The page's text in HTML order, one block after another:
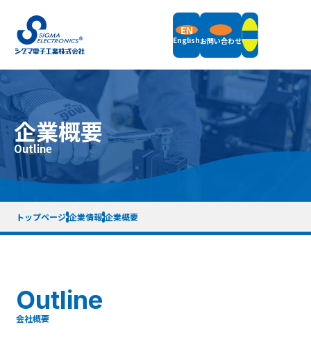
EN
Englishお問い合わせ
製品情報
フィールドバランサ
立形釣合い試験機
横形釣合い試験機
振動計測機器
梱包重量・サイズ一覧表
計測機器レンタル
サポート
サポート情報トップ
リモートデモについて
サポート終了機種一覧
企業概要
徹底解析 シグマ電子工業の仕組み
利用規約
企業概要
Outline
トップページ 企業情報 企業概要
Outline
会社概要